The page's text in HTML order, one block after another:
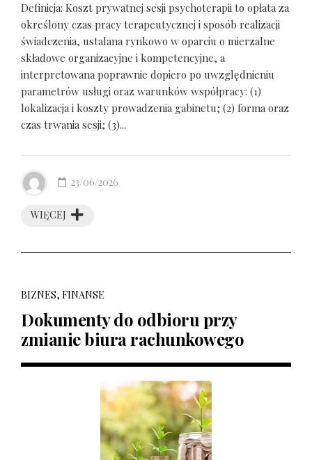
Definicja: Koszt prywatnej sesji psychoterapii to opłata za
określony czas pracy terapeutycznej i sposób realizacji
świadczenia, ustalana rynkowo w oparciu o mierzalne
składowe organizacyjne i kompetencyjne, a
interpretowana poprawnie dopiero po uwzględnieniu
parametrów usługi oraz warunków współpracy: (1)
lokalizacja i koszty prowadzenia gabinetu; (2) forma oraz
czas trwania sesji; (3)...
WIĘCEJ
23/06/2026
BIZNES, FINANSE
Dokumenty do odbioru przy
zmianie biura rachunkowego